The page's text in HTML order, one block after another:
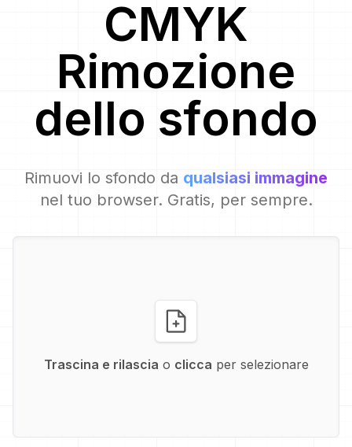
CMYK
Rimozione
dello sfondo
Rimuovi lo sfondo da qualsiasi immagine
nel tuo browser. Gratis, per sempre.
Trascina e rilascia o clicca per selezionare